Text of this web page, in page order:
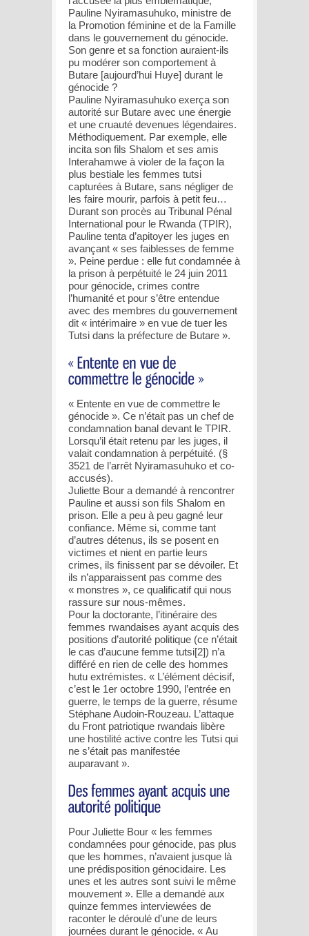
Pauline Nyiramasuhuko, ministre de
la Promotion féminine et de la Famille
dans le gouvernement du génocide.
Son genre et sa fonction auraient-ils
pu modérer son comportement à
Butare [aujourd’hui Huye] durant le
génocide ?
Pauline Nyiramasuhuko exerça son
autorité sur Butare avec une énergie
et une cruauté devenues légendaires.
Méthodiquement. Par exemple, elle
incita son fils Shalom et ses amis
Interahamwe à violer de la façon la
plus bestiale les femmes tutsi
capturées à Butare, sans négliger de
les faire mourir, parfois à petit feu…
Durant son procès au Tribunal Pénal
International pour le Rwanda (TPIR),
Pauline tenta d’apitoyer les juges en
avançant « ses faiblesses de femme
». Peine perdue : elle fut condamnée à
la prison à perpétuité le 24 juin 2011
pour génocide, crimes contre
l’humanité et pour s’être entendue
avec des membres du gouvernement
dit « intérimaire » en vue de tuer les
Tutsi dans la préfecture de Butare ».
« Entente en vue de commettre le
génocide ». Ce n’était pas un chef de
condamnation banal devant le TPIR.
Lorsqu’il était retenu par les juges, il
valait condamnation à perpétuité. (§
3521 de l’arrêt Nyiramasuhuko et co-
accusés).
Juliette Bour a demandé à rencontrer
Pauline et aussi son fils Shalom en
prison. Elle a peu à peu gagné leur
confiance. Même si, comme tant
d’autres détenus, ils se posent en
victimes et nient en partie leurs
crimes, ils finissent par se dévoiler. Et
ils n’apparaissent pas comme des
« monstres », ce qualificatif qui nous
rassure sur nous-mêmes.
Pour la doctorante, l’itinéraire des
femmes rwandaises ayant acquis des
positions d’autorité politique (ce n’était
le cas d’aucune femme tutsi[2]) n’a
différé en rien de celle des hommes
hutu extrémistes. « L’élément décisif,
c’est le 1er octobre 1990, l’entrée en
guerre, le temps de la guerre, résume
Stéphane Audoin-Rouzeau. L’attaque
du Front patriotique rwandais libère
une hostilité active contre les Tutsi qui
ne s’était pas manifestée
auparavant ».
Pour Juliette Bour « les femmes
condamnées pour génocide, pas plus
que les hommes, n’avaient jusque là
une prédisposition génocidaire. Les
unes et les autres sont suivi le même
mouvement ». Elle a demandé aux
quinze femmes interviewées de
raconter le déroulé d’une de leurs
journées durant le génocide. « Au